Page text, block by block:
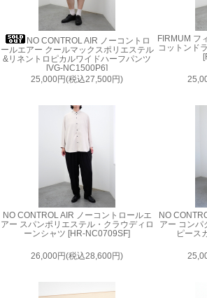
NO CONTROL AIR ノーコントロ
ールエアー クールマックスポリエステル
&リネントロピカルワイドハーフパンツ
[VG-NC1500P6]
25,000円(税込27,500円)
FIRMUM フ
コットンド
NO CONTROL AIR ノーコントロールエ
アー スパンポリエステル・クラウディロ
ーンシャツ [HR-NC0709SF]
26,000円(税込28,600円)
NO
アー コンパ
ピース